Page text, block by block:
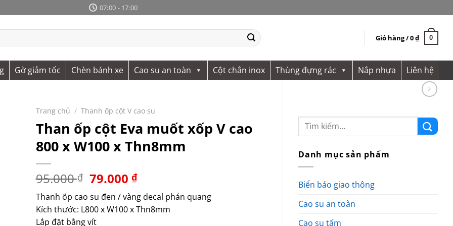
07:00 - 17:00
Giỏ hàng /0₫ 0
Gờ giảm tốc Chèn bánh xe Cao su an toàn Cột chắn inox Thùng đựng rác Nắp nhựa Liên hệ
Danh mục sản phẩm
Biển báo giao thông
Cao su an toàn
Cao su tấm
Trang chủ / Thanh ốp cột V cao su
Than ốp cột Eva muốt xốp V cao
800 x W100 x Thn8mm
95.000₫ Giá
gốc
là:
95.000 ₫.
79.000 ₫Giá
hiện
tại
là:
Thanh ốp cao su đen / vàng decal phản quang
Kích thước: L800 x W100 x Thn8mm
Lắp đặt bằng vít